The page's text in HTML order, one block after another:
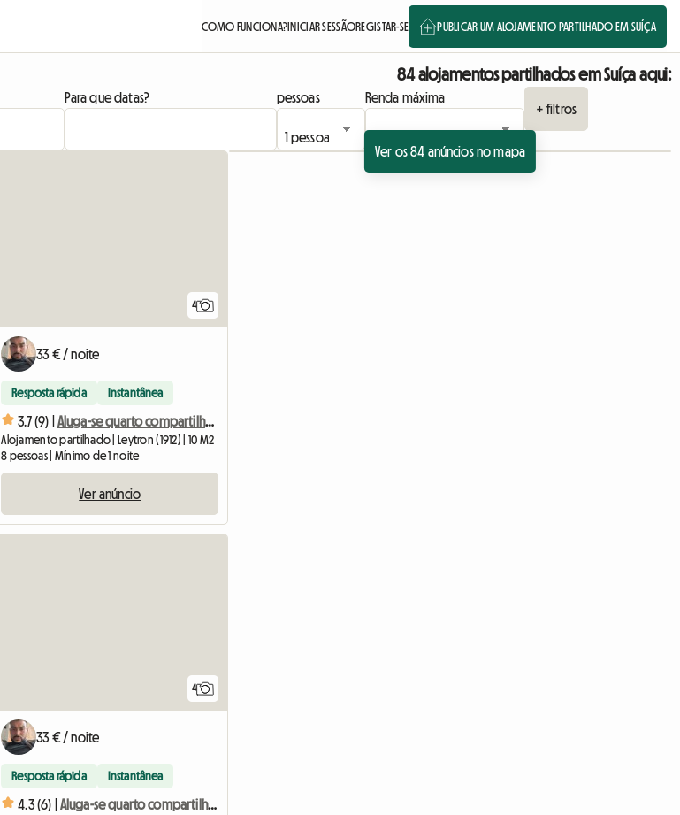
COMO FUNCIONA?INICIAR SESSÃOREGISTAR-SE PUBLICAR UM ALOJAMENTO PARTILHADO EM SUÍÇA
84 alojamentos partilhados em Suíça aqui:
Para que datas? pessoas
Renda máxima
+ filtros
Ver os 84 anúncios no mapa
4
33 € / noite
Resposta rápida Instantânea
3.7 (9) | Aluga-se quarto compartilhado em casa
Alojamento partilhado | Leytron (1912) | 10 M2
8 pessoas | Mínimo de 1 noite
Ver anúncio
4
33 € / noite
Resposta rápida Instantânea
4.3 (6) | Aluga-se quarto compartilhado em casa